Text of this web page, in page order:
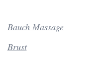
Bauch Massage
Brust